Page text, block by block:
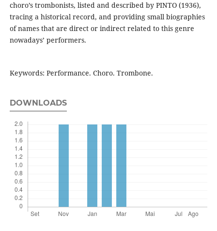
choro’s trombonists, listed and described by PINTO (1936),
tracing a historical record, and providing small biographies
of names that are direct or indirect related to this genre
nowadays’ performers.
Keywords: Performance. Choro. Trombone.
DOWNLOADS